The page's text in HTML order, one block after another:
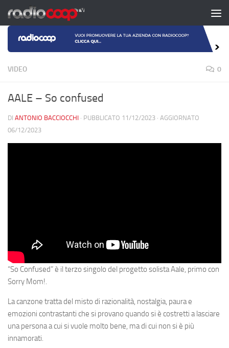
Salta al contenuto
VIDEO 0
AALE – So confused
DI ANTONIO BACCIOCCHI · PUBBLICATO 11/12/2023 · AGGIORNATO
06/12/2023
“So Confused” è il terzo singolo del progetto solista Aale, primo con
Sorry Mom!.
La canzone tratta del misto di razionalità, nostalgia, paura e
emozioni contrastanti che si provano quando si è costretti a lasciare
una persona a cui si vuole molto bene, ma di cui non si è più
innamorati.